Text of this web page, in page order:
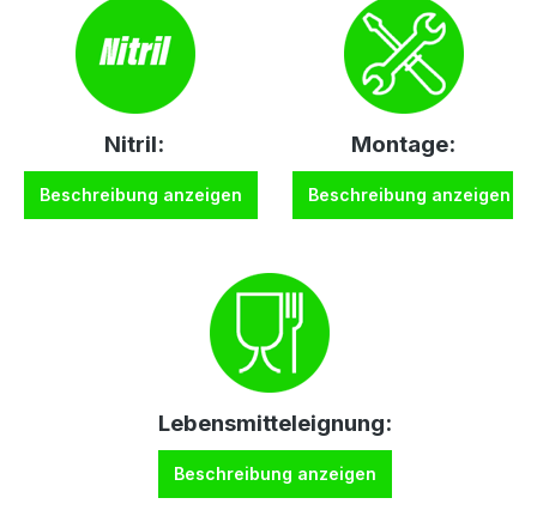
Nitril:
Beschreibung anzeigen
Montage:
Beschreibung anzeigen
Lebensmitteleignung:
Beschreibung anzeigen